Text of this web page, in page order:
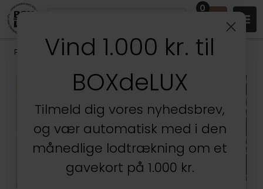
0
Produkter /Entréen/Opbevaring til entré & bryggers
Vind 1.000 kr. til
BOXdeLUX
Tilmeld dig vores nyhedsbrev,
og vær automatisk med i den
månedlige lodtrækning om et
gavekort på 1.000 kr.